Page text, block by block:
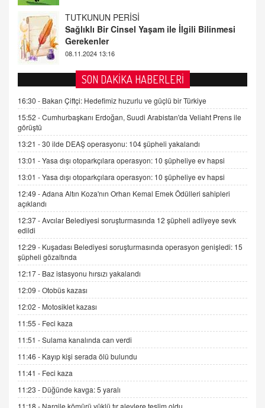
FARUK ÖNALAN
Tezkere Onaylanmasaydı…
2 Kasım 2021 Salı 00:11
AV. DOĞAN CAN DOĞAN
Kişisel verilerin korunması ve dijital hukukun
gelişimi
15.09.2025 16:17
SEHER EREK
Kış Ayları Geldi, Hangi Önlemler Alınmalı?
9.12.2025 10:11
İNCİ GÜL AKÖL
06.07.2026 13:00
ADEM AKÖL
Esed Destekçilerinin Yüzüne Vurulan Şamar:
Sednaya
11.12.2024 12:30
DR. EKREM ASLAN
Gerçek Ne, Algı Ne? "Beraber Yürüyoruz"
Cümlesinin Peşinden
19.07.2025 12:45
GÖNÜL MENEKŞE
Şifacının Yolu
04.11.2025 12:56
SON DAKİKA HABERLERİ
16:30 - Bakan Çiftçi: Hedefimiz huzurlu ve güçlü bir Türkiye
15:52 -Cumhurbaşkanı Erdoğan, Suudi Arabistan'da Veliaht Prens ile
görüştü
13:21 -30 ilde DEAŞ operasyonu: 104 şüpheli yakalandı
13:01 -Yasa dışı otoparkçılara operasyon: 10 şüpheliye ev hapsi
13:01 -Yasa dışı otoparkçılara operasyon: 10 şüpheliye ev hapsi
12:49 -Adana Altın Koza'nın Orhan Kemal Emek Ödülleri sahipleri
açıklandı
12:37 -Avcılar Belediyesi soruşturmasında 12 şüpheli adliyeye sevk
edildi
12:29 - Kuşadası Belediyesi soruşturmasında operasyon genişledi: 15
şüpheli gözaltında
12:17 - Baz istasyonu hırsızı yakalandı
12:09 -Otobüs kazası
12:02 - Motosiklet kazası
11:55 - Feci kaza
11:51 -Sulama kanalında can verdi
11:46 - Kayıp kişi serada ölü bulundu
11:41 - Feci kaza
11:23 - Düğünde kavga: 5 yaralı